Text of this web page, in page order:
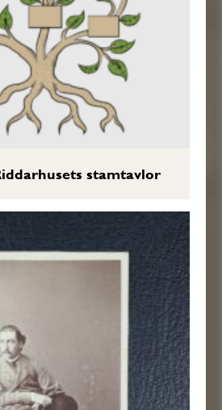
stamtavlor